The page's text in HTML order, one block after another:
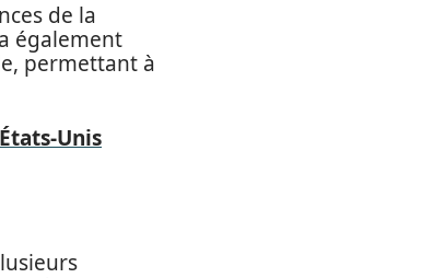
de la
également
permettant à
Unis